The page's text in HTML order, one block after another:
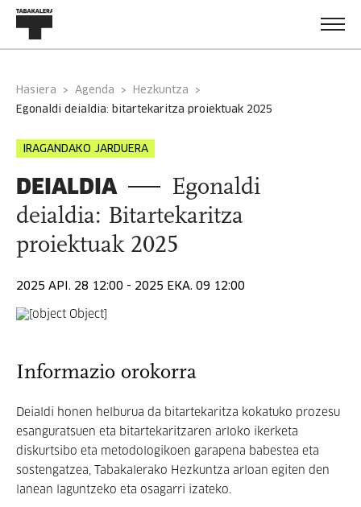
Hasiera Agenda
Hezkuntza
egonaldi deialdia: bitartekaritza proiektuak 2025
IRAGANDAKO JARDUERA
DEIALDIA
Egonaldi
deialdia: Bitartekaritza
proiektuak 2025
2025 API. 28 12:00 - 2025 EKA. 09 12:00
Informazio orokorra
Deialdi honen helburua da bitartekaritza kokatuko prozesu
esanguratsuen eta bitartekaritzaren arloko ikerketa
diskurtsibo eta metodologikoen garapena babestea eta
sostengatzea, Tabakalerako Hezkuntza arloan egiten den
lanean laguntzeko eta osagarri izateko.